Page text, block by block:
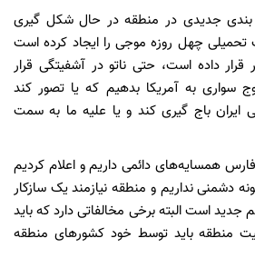
بندی جدیدی در منطقه در حال شکل گیری
چهل روزه موجی را ایجاد کرده است
قرار داده است، حتی ناتو در آشفیتگی قرار
سواری به آمریکا بدهیم که یا تصور کند
ایران باج گیری کند و یا علیه ما به سمت
همسایه‌های دائمی داریم و اعلام کردیم
دشمنی نداریم و منطقه نیازمند یک سازکار
جدید است البته برخی مخالفاتی دارد که باید
منطقه باید توسط خود کشورهای منطقه